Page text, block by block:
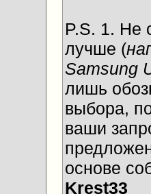
P.S. 1. Не
лучше (
Samsung
лишь
выбора,
ваши
основе
Krest33